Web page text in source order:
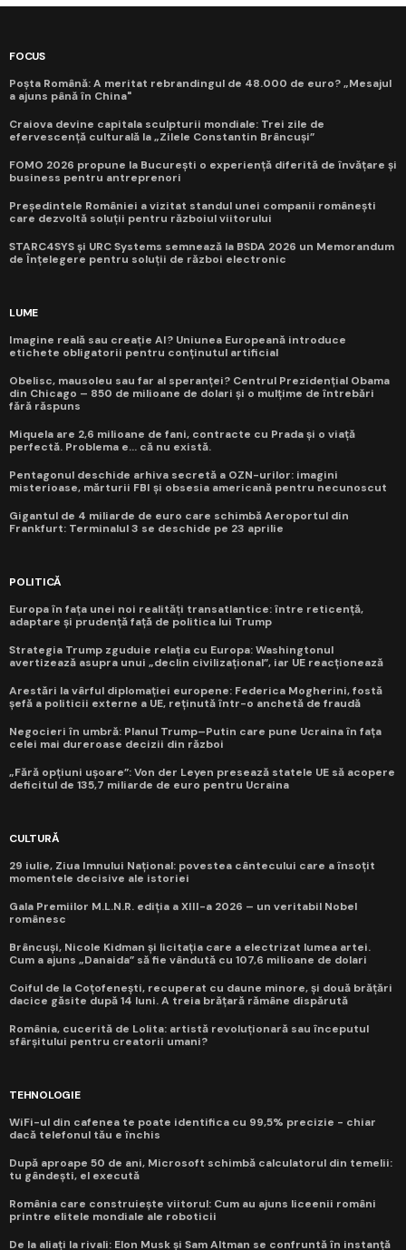
FOCUS
Poșta Română: A meritat rebrandingul de 48.000 de euro? „Mesajul
a ajuns până în China"
Craiova devine capitala sculpturii mondiale: Trei zile de
efervescență culturală la „Zilele Constantin Brâncuși”
FOMO 2026 propune la București o experiență diferită de învățare și
business pentru antreprenori
Președintele României a vizitat standul unei companii românești
care dezvoltă soluții pentru războiul viitorului
STARC4SYS și URC Systems semnează la BSDA 2026 un Memorandum
de Înțelegere pentru soluții de război electronic
LUME
Imagine reală sau creație AI? Uniunea Europeană introduce
etichete obligatorii pentru conținutul artificial
Obelisc, mausoleu sau far al speranței? Centrul Prezidențial Obama
din Chicago – 850 de milioane de dolari și o mulțime de întrebări
fără răspuns
Miquela are 2,6 milioane de fani, contracte cu Prada și o viață
perfectă. Problema e... că nu există.
Pentagonul deschide arhiva secretă a OZN-urilor: imagini
misterioase, mărturii FBI și obsesia americană pentru necunoscut
Gigantul de 4 miliarde de euro care schimbă Aeroportul din
Frankfurt: Terminalul 3 se deschide pe 23 aprilie
POLITICĂ
Europa în fața unei noi realități transatlantice: între reticență,
adaptare și prudență față de politica lui Trump
Strategia Trump zguduie relația cu Europa: Washingtonul
avertizează asupra unui „declin civilizațional”, iar UE reacționează
Arestări la vârful diplomației europene: Federica Mogherini, fostă
șefă a politicii externe a UE, reținută într-o anchetă de fraudă
Negocieri în umbră: Planul Trump–Putin care pune Ucraina în fața
celei mai dureroase decizii din război
„Fără opțiuni ușoare”: Von der Leyen presează statele UE să acopere
deficitul de 135,7 miliarde de euro pentru Ucraina
CULTURĂ
29 iulie, Ziua Imnului Național: povestea cântecului care a însoțit
momentele decisive ale istoriei
Gala Premiilor M.L.N.R. ediția a XIII-a 2026 – un veritabil Nobel
românesc
Brâncuși, Nicole Kidman și licitația care a electrizat lumea artei.
Cum a ajuns „Danaida” să fie vândută cu 107,6 milioane de dolari
Coiful de la Coțofenești, recuperat cu daune minore, și două brățări
dacice găsite după 14 luni. A treia brățară rămâne dispărută
România, cucerită de Lolita: artistă revoluționară sau începutul
sfârșitului pentru creatorii umani?
TEHNOLOGIE
WiFi-ul din cafenea te poate identifica cu 99,5% precizie - chiar
dacă telefonul tău e închis
După aproape 50 de ani, Microsoft schimbă calculatorul din temelii:
tu gândești, el execută
România care construiește viitorul: Cum au ajuns liceenii români
printre elitele mondiale ale roboticii
De la aliați la rivali: Elon Musk și Sam Altman se confruntă în instanță